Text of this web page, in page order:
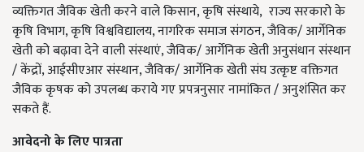
व्यक्तिगत जैविक खेती करने वाले किसान, कृषि संस्थाये, राज्य सरकारो के
कृषि विभाग, कृषि विश्वविद्यालय, नागरिक समाज संगठन, जैविक/ आर्गेनिक
खेती को बढ़ावा देने वाली संस्थाएं, जैविक/ आर्गेनिक खेती अनुसंधान संस्थान
/ केंद्रों, आईसीएआर संस्थान, जैविक/ आर्गेनिक खेती संघ उत्कृष्ट वक्तिगत
जैविक कृषक को उपलब्ध कराये गए प्रपत्रनुसार नामांकित / अनुशंसित कर
सकते हैं.
आवेदनो के लिए पात्रता